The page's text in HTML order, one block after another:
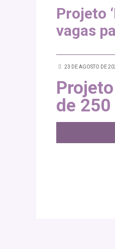
Projeto
vagas
23 DE AGOSTO DE
de